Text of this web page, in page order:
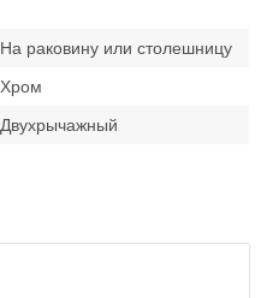
На раковину или столешницу
Хром
Двухрычажный